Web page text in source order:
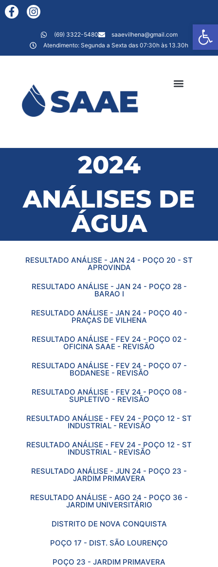
(69) 3322-5480
saaevilhena@gmail.com
Atendimento: Segunda a Sexta das 07:30h às 13.30h
2024
ANÁLISES DE
ÁGUA
RESULTADO ANÁLISE - JAN 24 - POÇO 20 - ST
APROVINDA
RESULTADO ANÁLISE - JAN 24 - POÇO 28 -
BARAO I
RESULTADO ANÁLISE - JAN 24 - POÇO 40 -
PRAÇAS DE VILHENA
RESULTADO ANÁLISE - FEV 24 - POÇO 02 -
OFICINA SAAE - REVISÃO
RESULTADO ANÁLISE - FEV 24 - POÇO 07 -
BODANESE - REVISÃO
RESULTADO ANÁLISE - FEV 24 - POÇO 08 -
SUPLETIVO - REVISÃO
RESULTADO ANÁLISE - FEV 24 - POÇO 12 - ST
INDUSTRIAL - REVISÃO
RESULTADO ANÁLISE - FEV 24 - POÇO 12 - ST
INDUSTRIAL - REVISÃO
RESULTADO ANÁLISE - JUN 24 - POÇO 23 -
JARDIM PRIMAVERA
RESULTADO ANÁLISE - AGO 24 - POÇO 36 -
JARDIM UNIVERSITÁRIO
DISTRITO DE NOVA CONQUISTA
POÇO 17 - DIST. SÃO LOURENÇO
POÇO 23 - JARDIM PRIMAVERA